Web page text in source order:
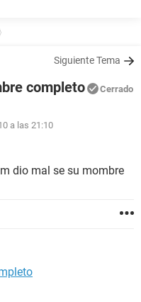
Siguiente Tema
completo Cerrado
a las 21:10
dio mal se su mombre